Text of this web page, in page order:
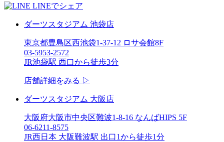
LINEでシェア
ダーツスタジアム 池袋店
東京都豊島区西池袋1-37-12 ロサ会館8F
03-5953-2572
JR池袋駅 西口から徒歩3分
店舗詳細をみる ▷
ダーツスタジアム 大阪店
大阪府大阪市中央区難波1-8-16 なんばHIPS 5F
06-6211-8575
JR西日本 大阪難波駅 出口1から徒歩1分